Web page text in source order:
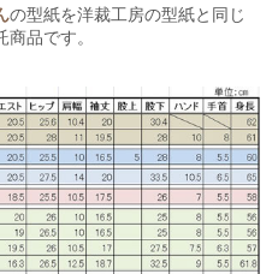
の型紙を洋裁工房の型紙と同じ
品です。